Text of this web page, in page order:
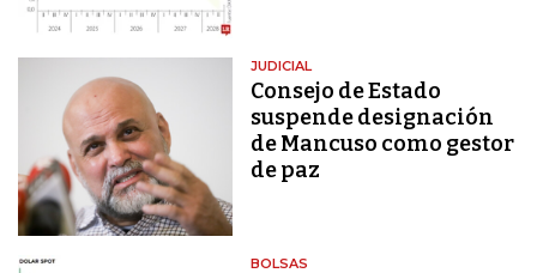
JUDICIAL
Consejo de Estado
suspende designación
de Mancuso como gestor
de paz
BOLSAS